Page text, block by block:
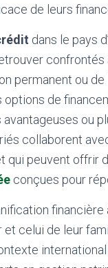
de leurs
dans le pays
permanent ou
options de
ou
collaborent
qui peuvent offrir
conçues pour
et celui de leur